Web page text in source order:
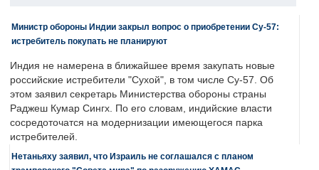
Министр обороны Индии закрыл вопрос о приобретении Су-57:
истребитель покупать не планируют
Индия не намерена в ближайшее время закупать новые
российские истребители "Сухой", в том числе Су-57. Об
этом заявил секретарь Министерства обороны страны
Раджеш Кумар Сингх. По его словам, индийские власти
сосредоточатся на модернизации имеющегося парка
истребителей.
Нетаньяху заявил, что Израиль не соглашался с планом